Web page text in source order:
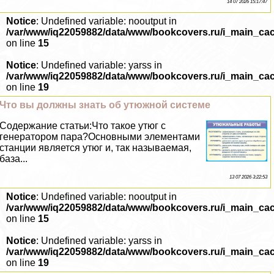
14 07 2026 15:17:47
Notice: Undefined variable: nooutput in
/var/www/iq22059882/data/www/bookcovers.ru/
on line 15
Notice: Undefined variable: yarss in
/var/www/iq22059882/data/www/bookcovers.ru/
on line 19
Что вы должны знать об утюжной системе
Содержание статьи:Что такое утюг с
генератором пара?Основными элементами
станции является утюг и, так называемая,
база...
13 07 2026 3:22:53
Notice: Undefined variable: nooutput in
/var/www/iq22059882/data/www/bookcovers.ru/
on line 15
Notice: Undefined variable: yarss in
/var/www/iq22059882/data/www/bookcovers.ru/
on line 19